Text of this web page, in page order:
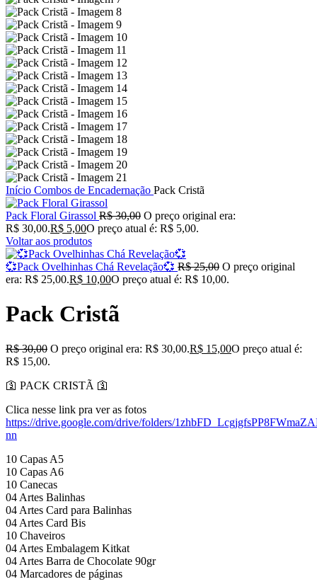
Início Combos de Encadernação Pack Cristã
Pack Floral Girassol R$30,00 O preço original era:
R$ 30,00.R$ 5,00O preço atual é: R$ 5,00.
Voltar aos produtos
💞Pack Ovelhinhas Chá Revelação💞 R$25,00 O preço original
era: R$ 25,00.R$ 10,00O preço atual é: R$ 10,00.
Pack Cristã
R$30,00 O preço original era: R$ 30,00.R$ 15,00O preço atual é:
R$ 15,00.
🛐 PACK CRISTÃ 🛐
Clica nesse link pra ver as fotos
https://drive.google.com/drive/folders/
nn
10 Capas A5
10 Capas A6
10 Canecas
04 Artes Balinhas
04 Artes Card para Balinhas
04 Artes Card Bis
10 Chaveiros
04 Artes Embalagem Kitkat
04 Artes Barra de Chocolate 90gr
04 Marcadores de páginas